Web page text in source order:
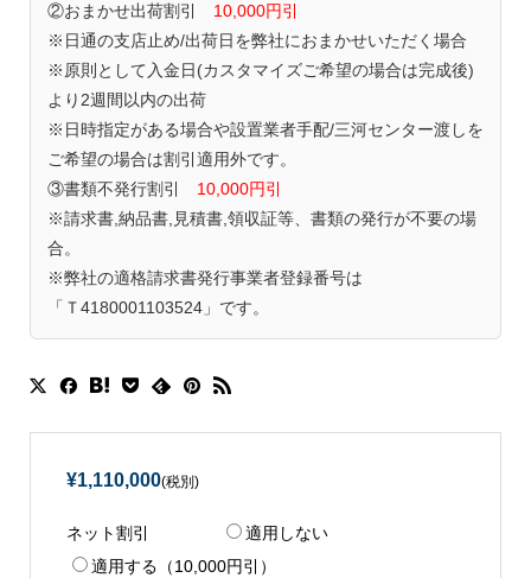
②おまかせ出荷割引 10,000円引
※日通の支店止め/出荷日を弊社におまかせいただく場合
※原則として入金日(カスタマイズご希望の場合は完成後)
より2週間以内の出荷
※日時指定がある場合や設置業者手配/三河センター渡しを
ご希望の場合は割引適用外です。
③書類不発行割引 10,000円引
※請求書,納品書,見積書,領収証等、書類の発行が不要の場
合。
※弊社の適格請求書発行事業者登録番号は
「Ｔ4180001103524」です。
¥1,110,000(税別)
ネット割引
適用しない
適用する（10,000円引）